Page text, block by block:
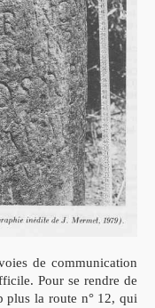
de communication
Pour se rendre de
plus la route n° 12, qui